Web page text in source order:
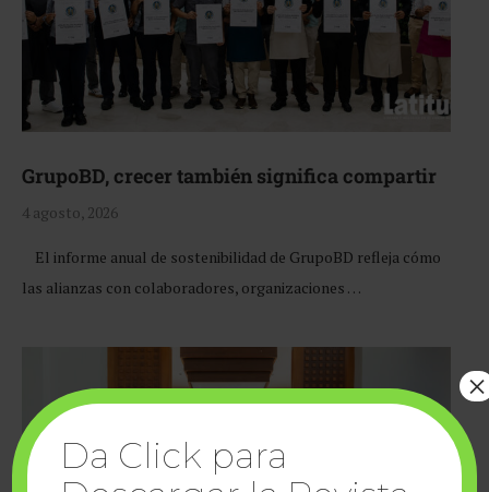
GrupoBD, crecer también significa compartir
4 agosto, 2026
El informe anual de sostenibilidad de GrupoBD refleja cómo
las alianzas con colaboradores, organizaciones …
Da Click para
×